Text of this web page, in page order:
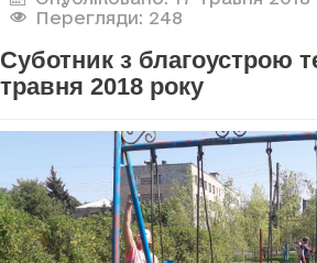
Перегляди: 248
Суботник з благоустрою
травня 2018 року